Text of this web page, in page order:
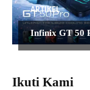
ARTIKEL
Infinix GT 50
Ikuti Kami